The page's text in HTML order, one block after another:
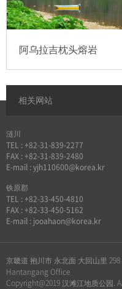
阿乌拉吉枕头熔岩
涟川
TEL : +82-31-839-2277
FAX : +82-31-839-2480
E-mail : yjh110600@korea.kr
铁原郡
TEL : +82-33-450-4810
FAX : +82-33-450-5162
E-mail : jooahaon@korea.kr
相关网站
京畿道 抱川市 永北面 大回山里 298
Hantangang Office
Copyright@2019 汉滩江地质公园.